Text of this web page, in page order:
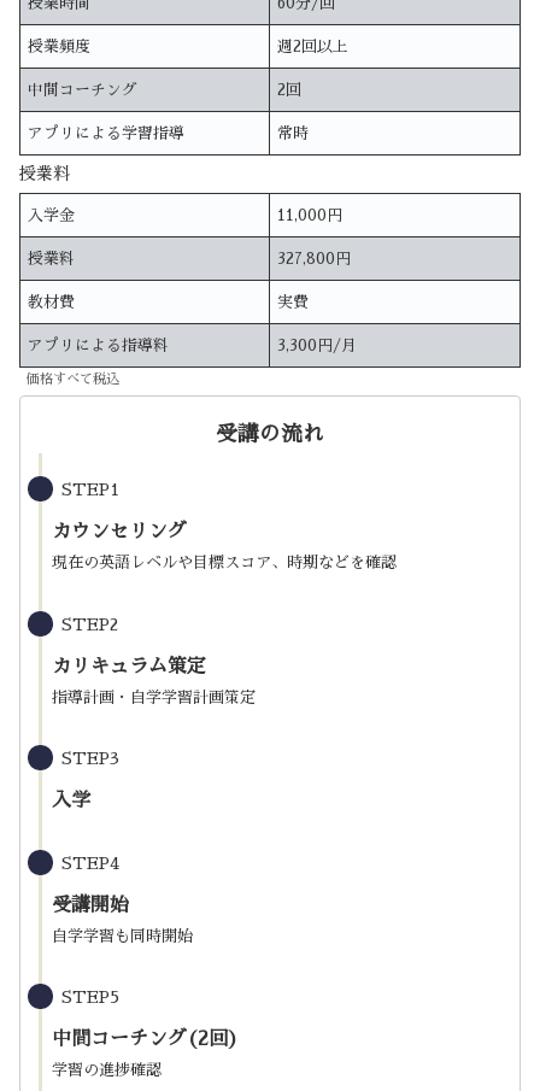
授業頻度 週2回以上
中間コーチング 2回
アプリによる学習指導 常時
授業料
入学金 11,000円
授業料 327,800円
教材費 実費
アプリによる指導料 3,300円/月
価格すべて税込
受講の流れ
STEP1
カウンセリング
現在の英語レベルや目標スコア、時期などを確認
STEP2
カリキュラム策定
指導計画・自学学習計画策定
STEP3
入学
STEP4
受講開始
自学学習も同時開始
STEP5
中間コーチング(2回)
学習の進捗確認